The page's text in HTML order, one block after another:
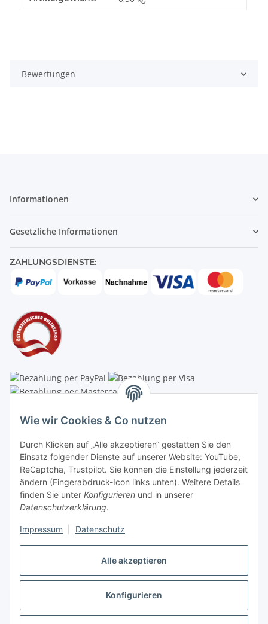
Alle akzeptieren
Konfigurieren
Wie wir Cookies & Co nutzen
Durch Klicken auf „Alle akzeptieren“ gestatten Sie den
Einsatz folgender Dienste auf unserer Website: YouTube,
ReCaptcha, Trustpilot. Sie können die Einstellung jederzeit
ändern (Fingerabdruck-Icon links unten). Weitere Details
finden Sie unter Konfigurieren und in unserer
Datenschutzerklärung.
Impressum Datenschutz
Bewertungen
Informationen
Gesetzliche Informationen
ZAHLUNGSDIENSTE:
Schauraum & Verkauf: Pfarrwald 46
Buchhaltung: Königleiten 11
A-3354 Wolfsbach
shop@krippen-shop.at
www.krippen-shop.at
Vertrag widerrufen
* Alle Preise inkl. gesetzlicher USt., zzgl.Versand